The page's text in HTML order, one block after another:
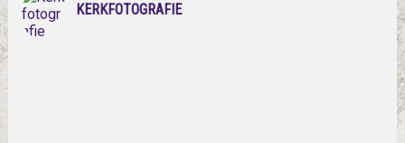
KERKFOTOGRAFIE